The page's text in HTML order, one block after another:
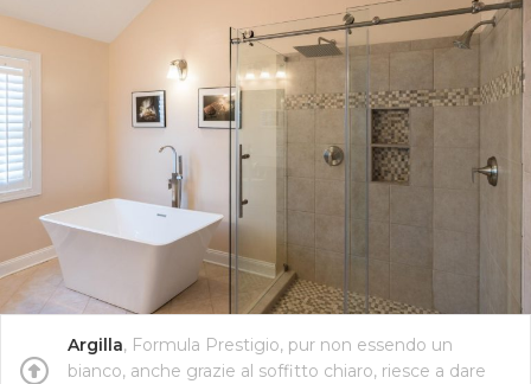
Argilla, Formula Prestigio, pur non essendo un
bianco, anche grazie al soffitto chiaro, riesce a dare